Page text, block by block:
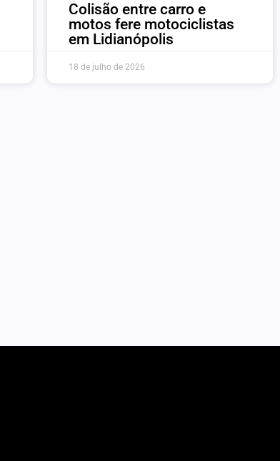
Colisão entre carro e
motos fere motociclistas
em Lidianópolis
18 de julho de 2026